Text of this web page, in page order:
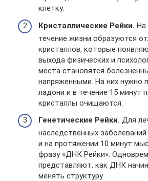
клетку.
Кристаллические Рейки. На
течение жизни образуются
кристаллов, которые
выхода физических и
места становятся
напряженными. На них нужно
ладони и в течение 15 минут
кристаллы очищаются.
Генетические Рейки. Для
наследственных
и на протяжении 10 минут
фразу «ДНК Рейки».
представляют, как ДНК
менять структуру.